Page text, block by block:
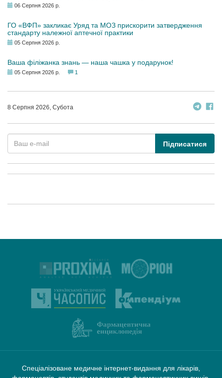
06 Серпня 2026 р.
ГО «ВФП» закликає Уряд та МОЗ прискорити затвердження
стандарту належної аптечної практики
05 Серпня 2026 р.
Ваша філіжанка знань — наша чашка у подарунок!
05 Серпня 2026 р. 1
8 Серпня 2026, Субота
Підписатися
Спеціалізоване медичне інтернет-видання для лікарів,